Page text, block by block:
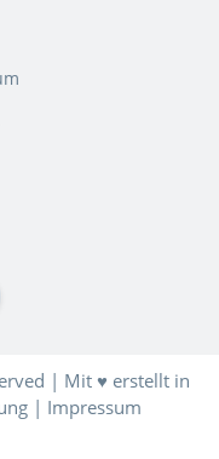
| Mit ♥ erstellt in
| Impressum